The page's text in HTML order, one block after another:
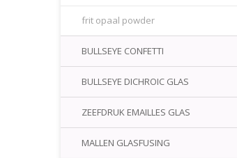
frit opaal powder
BULLSEYE CONFETTI
BULLSEYE DICHROIC GLAS
ZEEFDRUK EMAILLES GLAS
MALLEN GLASFUSING